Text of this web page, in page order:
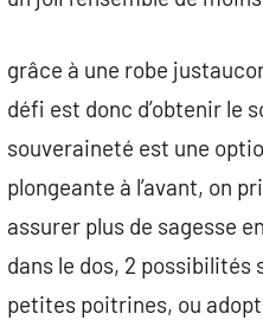
grâce à une robe
défi est donc d’obtenir le
souveraineté est une
plongeante à l’avant, on
assurer plus de sagesse
dans le dos, 2
petites poitrines, ou